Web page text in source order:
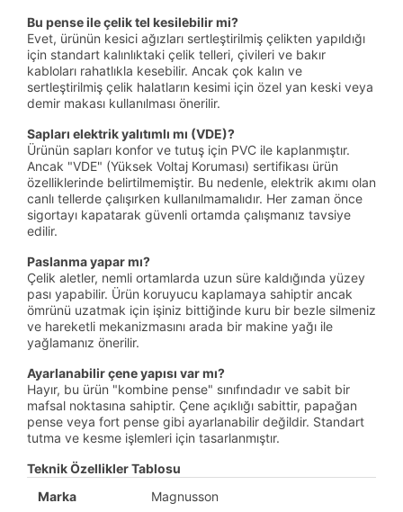
Bu pense ile çelik tel kesilebilir mi?
Evet, ürünün kesici ağızları sertleştirilmiş çelikten yapıldığı
için standart kalınlıktaki çelik telleri, çivileri ve bakır
kabloları rahatlıkla kesebilir. Ancak çok kalın ve
sertleştirilmiş çelik halatların kesimi için özel yan keski veya
demir makası kullanılması önerilir.
Sapları elektrik yalıtımlı mı (VDE)?
Ürünün sapları konfor ve tutuş için PVC ile kaplanmıştır.
Ancak "VDE" (Yüksek Voltaj Koruması) sertifikası ürün
özelliklerinde belirtilmemiştir. Bu nedenle, elektrik akımı olan
canlı tellerde çalışırken kullanılmamalıdır. Her zaman önce
sigortayı kapatarak güvenli ortamda çalışmanız tavsiye
edilir.
Paslanma yapar mı?
Çelik aletler, nemli ortamlarda uzun süre kaldığında yüzey
pası yapabilir. Ürün koruyucu kaplamaya sahiptir ancak
ömrünü uzatmak için işiniz bittiğinde kuru bir bezle silmeniz
ve hareketli mekanizmasını arada bir makine yağı ile
yağlamanız önerilir.
Ayarlanabilir çene yapısı var mı?
Hayır, bu ürün "kombine pense" sınıfındadır ve sabit bir
mafsal noktasına sahiptir. Çene açıklığı sabittir, papağan
pense veya fort pense gibi ayarlanabilir değildir. Standart
tutma ve kesme işlemleri için tasarlanmıştır.
Teknik Özellikler Tablosu
Marka
Magnusson